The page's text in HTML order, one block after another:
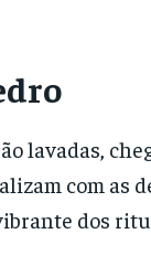
lavadas,
com as
dos